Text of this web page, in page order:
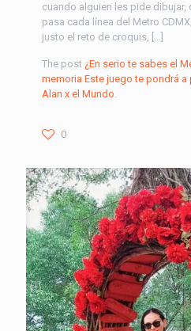
cuando alguien les pide
pasa cada línea del Metro
justo el reto de croquis, […]
The post ¿En serio te sabes el
memoria Este juego te pondrá a
Alan x el Mundo.
0